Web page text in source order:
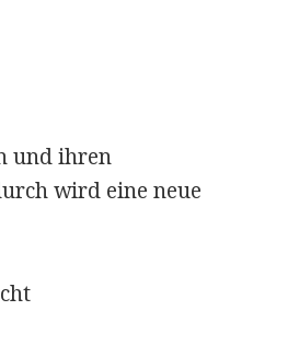
und ihren
wird eine neue